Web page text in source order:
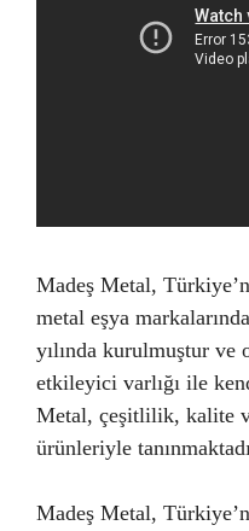
Madeş Metal,
metal eşya
yılında kurulmuştur ve
etkileyici varlığı ile
Metal, çeşitlilik, kalite
ürünleriyle
Madeş Metal,